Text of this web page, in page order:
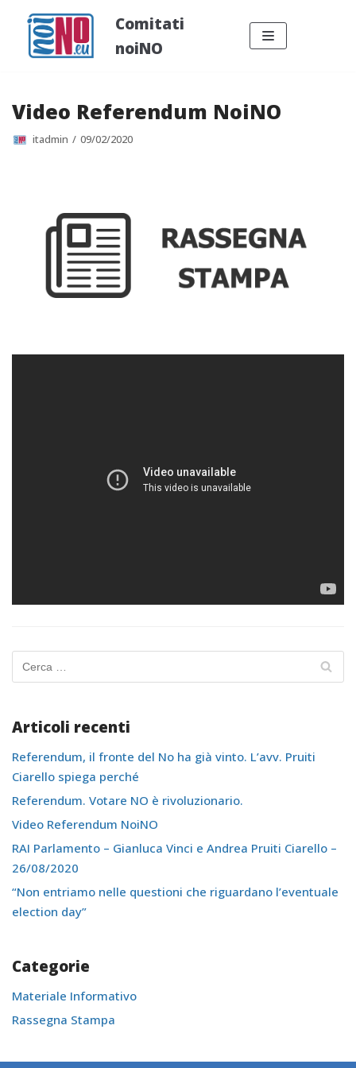
Vai
contenuto
Comitati
noiNO
Video Referendum NoiNO
itadmin 09/02/2020
Articoli recenti
Referendum, il fronte del No ha già vinto. L’avv. Pruiti
Ciarello spiega perché
Referendum. Votare NO è rivoluzionario.
Video Referendum NoiNO
RAI Parlamento – Gianluca Vinci e Andrea Pruiti Ciarello –
26/08/2020
“Non entriamo nelle questioni che riguardano l’eventuale
election day”
Categorie
Materiale Informativo
Rassegna Stampa